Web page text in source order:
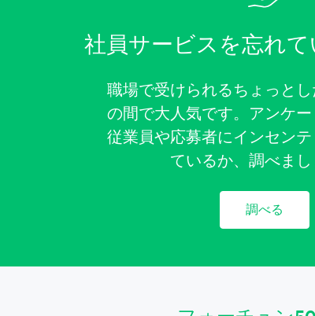
社員サービスを忘れ
職場で受けられるちょっと
の間で大人気です。アンケー
従業員や応募者にインセン
ているか、調べまし
調べる